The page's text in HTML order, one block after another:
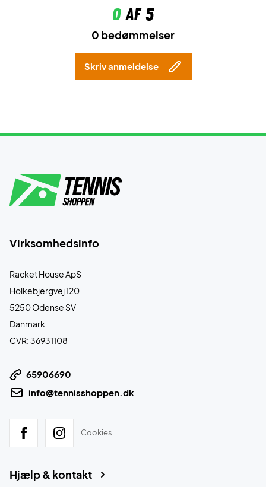
0af 5
0 bedømmelser
Skriv anmeldelse
Virksomhedsinfo
Racket House ApS
Holkebjergvej 120
5250 Odense SV
Danmark
CVR: 36931108
65906690
info@tennisshoppen.dk
Cookies
Hjælp & kontakt